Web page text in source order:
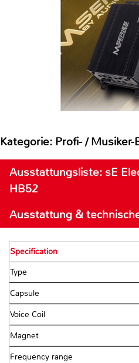
Kategorie: Profi- /
Ausstattungsliste: sE
HB52
Ausstattung &
Specification
Type
Capsule
Voice Coil
Magnet
Frequency range